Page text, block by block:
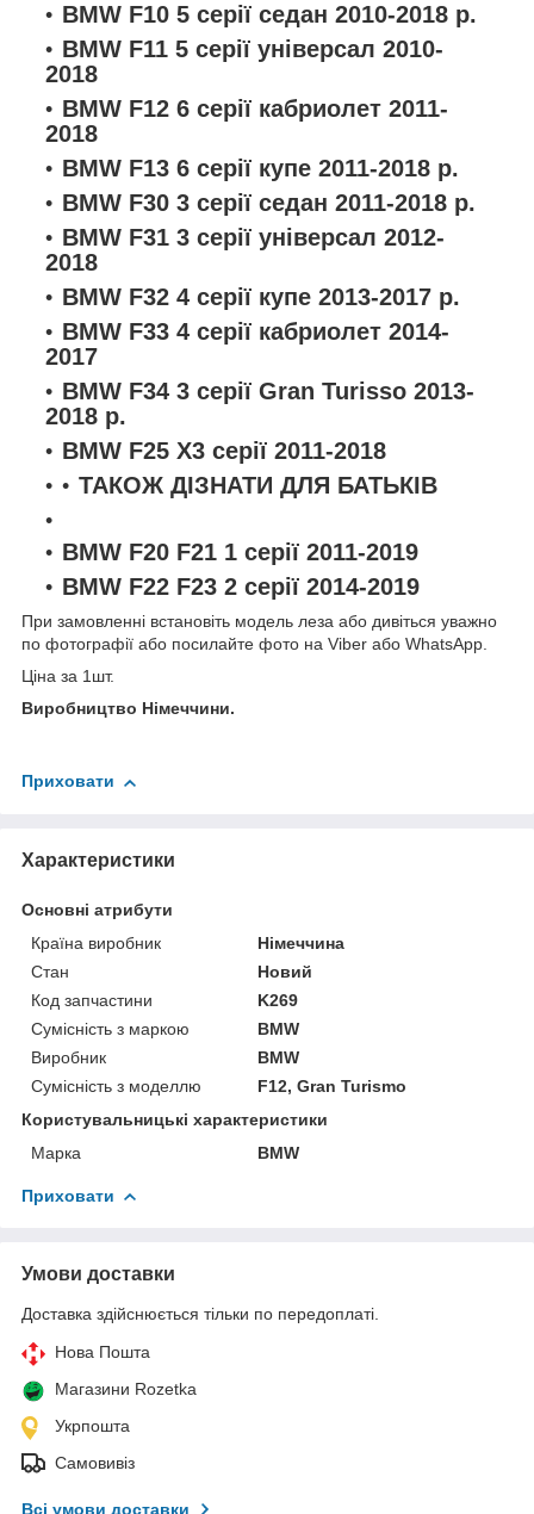
BMW F10 5 серії седан 2010-2018 р.
BMW F11 5 серії універсал 2010-
2018
BMW F12 6 серії кабриолет 2011-
2018
BMW F13 6 серії купе 2011-2018 р.
BMW F30 3 серії седан 2011-2018 р.
BMW F31 3 серії універсал 2012-
2018
BMW F32 4 серії купе 2013-2017 р.
BMW F33 4 серії кабриолет 2014-
2017
BMW F34 3 серії Gran Turisso 2013-
2018 р.
BMW F25 X3 серії 2011-2018
ТАКОЖ ДІЗНАТИ ДЛЯ БАТЬКІВ
BMW F20 F21 1 серії 2011-2019
BMW F22 F23 2 серії 2014-2019
При замовленні встановіть модель леза або дивіться уважно
по фотографії або посилайте фото на Viber або WhatsApp.
Ціна за 1шт.
Виробництво Німеччини.
Приховати
Характеристики
Основні атрибути
Країна виробник
Німеччина
Стан
Новий
Код запчастини
K269
Сумісність з маркою
BMW
Виробник
BMW
Сумісність з моделлю
F12, Gran Turismo
Користувальницькі характеристики
Марка
BMW
Приховати
Умови доставки
Доставка здійснюється тільки по передоплаті.
Нова Пошта
Магазини Rozetka
Укрпошта
Самовивіз
Всі умови доставки